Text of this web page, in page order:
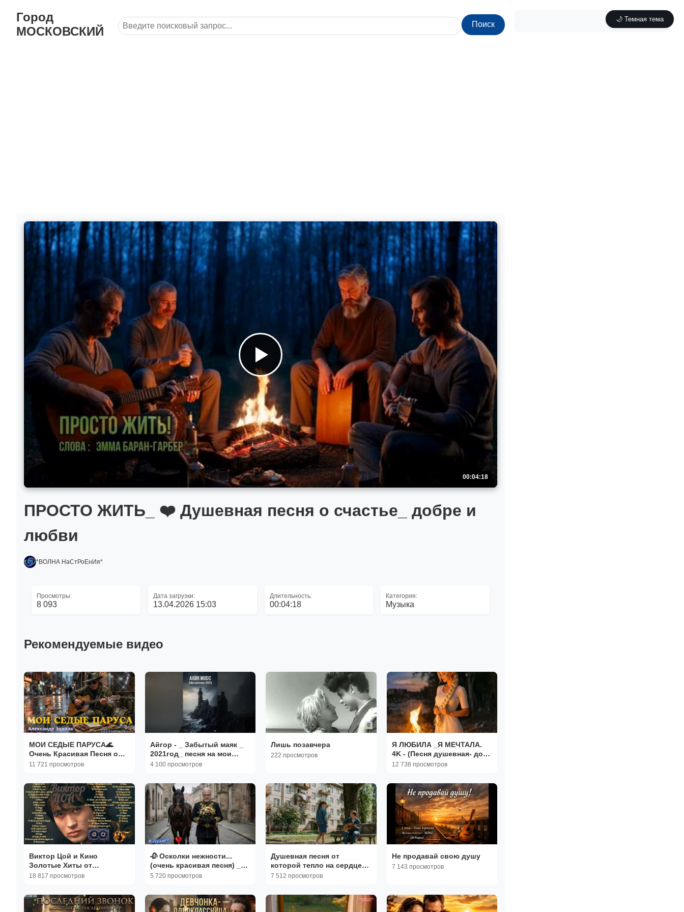
🌙 Темная тема
Город
МОСКОВСКИЙ
Поиск
00:04:18
ПРОСТО ЖИТЬ_ ❤️ Душевная песня о счастье_ добре и
любви
*ВОЛНА НаСтРоЕнИя*
Просмотры:
8 093
Дата загрузки:
13.04.2026 15:03
Длительность:
00:04:18
Категория:
Музыка
Рекомендуемые видео
МОИ СЕДЫЕ ПАРУСА🌊
Очень Красивая Песня о
Юности
11 721 просмотров
Айгор - _ Забытый маяк _
2021год_ песня на мои
стихи
4 100 просмотров
Лишь позавчера
222 просмотров
Я ЛЮБИЛА _Я МЕЧТАЛА.
4K - (Песня душевная- до
мурашек)
12 738 просмотров
Виктор Цой и Кино
Золотые Хиты от
Легендарной Рок Группы
18 817 просмотров
🥀 Осколки нежности...
(очень красивая песня) _
Для тех_ кто умеет любить
5 720 просмотров
Душевная песня от
которой тепло на сердце
Паспорт врёт Александра
7 512 просмотров
Не продавай свою душу
7 143 просмотров